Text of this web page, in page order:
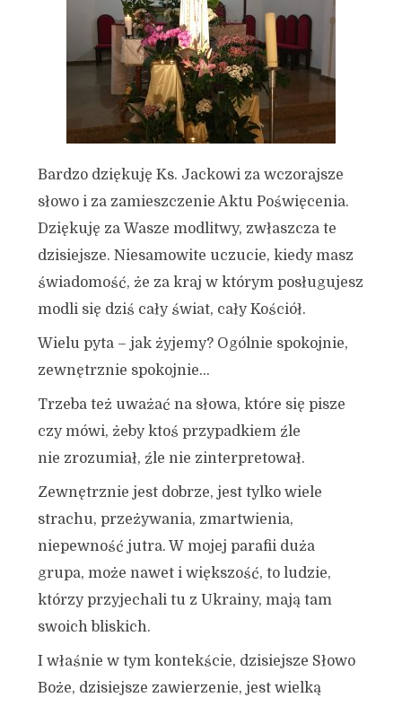
Bardzo dziękuję Ks. Jackowi za wczorajsze
słowo i za zamieszczenie Aktu Poświęcenia.
Dziękuję za Wasze modlitwy, zwłaszcza te
dzisiejsze. Niesamowite uczucie, kiedy masz
świadomość, że za kraj w którym posługujesz
modli się dziś cały świat, cały Kościół.
Wielu pyta – jak żyjemy? Ogólnie spokojnie,
zewnętrznie spokojnie…
Trzeba też uważać na słowa, które się pisze
czy mówi, żeby ktoś przypadkiem źle
nie zrozumiał, źle nie zinterpretował.
Zewnętrznie jest dobrze, jest tylko wiele
strachu, przeżywania, zmartwienia,
niepewność jutra. W mojej parafii duża
grupa, może nawet i większość, to ludzie,
którzy przyjechali tu z Ukrainy, mają tam
swoich bliskich.
I właśnie w tym kontekście, dzisiejsze Słowo
Boże, dzisiejsze zawierzenie, jest wielką